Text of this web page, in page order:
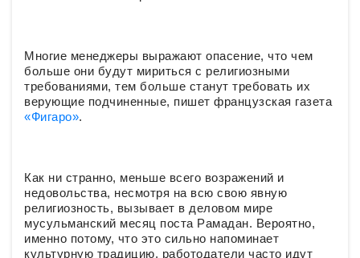
Многие менеджеры выражают опасение, что чем
больше они будут мириться с религиозными
требованиями, тем больше станут требовать их
верующие подчиненные, пишет французская газета
«Фигаро».
Как ни странно, меньше всего возражений и
недовольства, несмотря на всю свою явную
религиозность, вызывает в деловом мире
мусульманский месяц поста Рамадан. Вероятно,
именно потому, что это сильно напоминает
культурную традицию, работодатели часто идут